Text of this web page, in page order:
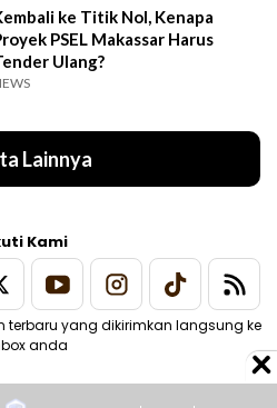
ke Titik Nol, Kenapa
PSEL Makassar Harus
Ulang?
Lainnya
Kami
terbaru yang dikirimkan langsung ke
anda